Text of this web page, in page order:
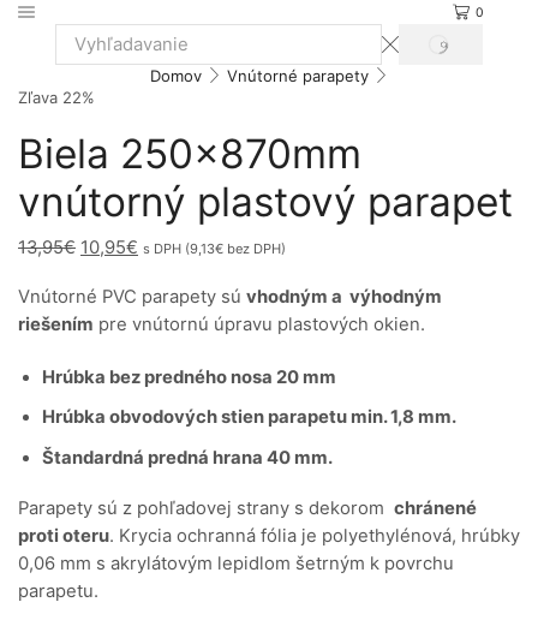
0
Search
VYHĽADÁVANIE
Domov
Vnútorné parapety
Zľava 22%
Biela 250x870mm
vnútorný plastový parapet
13,95€ Original
was:
13,95€.
10,95€ Current
is:
10,95€.
s DPH (9,13€ bez DPH)
Vnútorné PVC parapety sú vhodným a výhodným
riešením pre vnútornú úpravu plastových okien.
Hrúbka bez predného nosa 20 mm
Hrúbka obvodových stien parapetu min. 1,8 mm.
Štandardná predná hrana 40 mm.
Parapety sú z pohľadovej strany s dekorom chránené
proti oteru. Krycia ochranná fólia je polyethylénová, hrúbky
0,06 mm s akrylátovým lepidlom šetrným k povrchu
parapetu.